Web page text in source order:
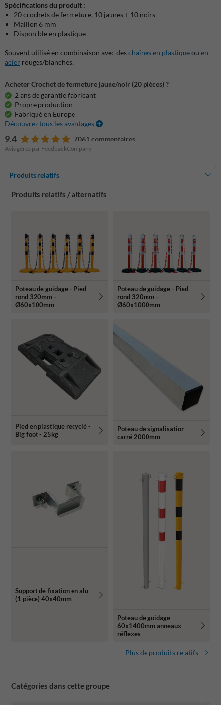
Spécifications du produit :
20 crochets de fermeture, 10 jaunes + 10 noirs
Maillon 6 mm
Disponible en plastique
Souvent utilisé en combinaison avec deschaînes en plastiqueou en
acier rouges/blanches.
Acheter Crochet de fermeture jaune/noir (20 pièces) ?
2 ans de garantie fabricant
Propre production
Fabriqué en Europe
Découvrez tous les avantages
9.4 7061 commentaires
Avis gérés par FeedbackCompany
Produits relatifs
Produits relatifs / alternatifs
Poteau de guidage - Pied
rond 320mm -
Ø60x100mm
Poteau de guidage - Pied
rond 320mm -
Ø60x1000mm
Pied en plastique recyclé -
Big foot - 25kg
Poteau de signalisation
carré 2000mm
Support de fixation en alu
(1 pièce) 40x40mm
Poteau de guidage
60x1400mm anneaux
réflexes
Plus de produits relatifs
Catégories dans cette groupe